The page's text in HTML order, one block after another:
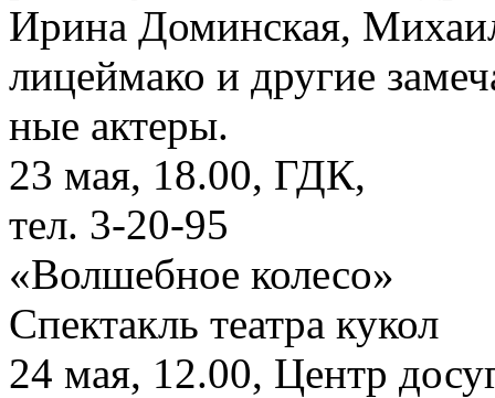
Ирина Доминская,
лицеймако и другие
ные актеры.
23 мая, 18.00, ГДК,
тел. 3-20-95
«Волшебное колесо»
Спектакль театра кукол
24 мая, 12.00, Центр